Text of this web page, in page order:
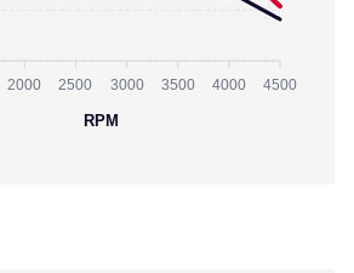
2000 2500 3000 3500 4000 4500
RPM